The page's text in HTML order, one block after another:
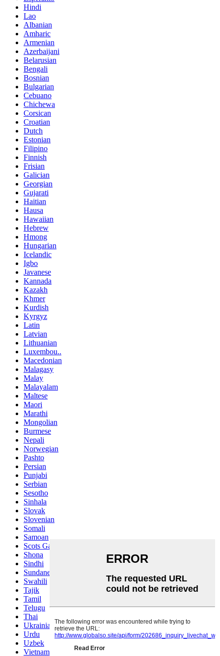
Hindi
Lao
Albanian
Amharic
Armenian
Azerbaijani
Belarusian
Bengali
Bosnian
Bulgarian
Cebuano
Chichewa
Corsican
Croatian
Dutch
Estonian
Filipino
Finnish
Frisian
Galician
Georgian
Gujarati
Haitian
Hausa
Hawaiian
Hebrew
Hmong
Hungarian
Icelandic
Igbo
Javanese
Kannada
Kazakh
Khmer
Kurdish
Kyrgyz
Latin
Latvian
Lithuanian
Luxembou..
Macedonian
Malagasy
Malay
Malayalam
Maltese
Maori
Marathi
Mongolian
Burmese
Nepali
Norwegian
Pashto
Persian
Punjabi
Serbian
Sesotho
Sinhala
Slovak
Slovenian
Somali
Samoan
Scots Gaelic
Shona
Sindhi
Sundanese
Swahili
Tajik
Tamil
Telugu
Thai
Ukrainian
Urdu
Uzbek
Vietnamese